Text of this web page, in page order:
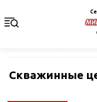
Скважинные